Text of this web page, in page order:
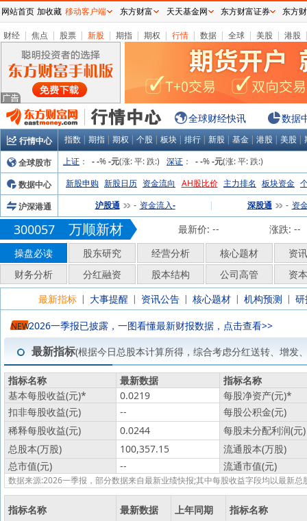
财经 | 焦点 | 股票 | 新股 | 期指 | 期权 | 行情 | 数据 | 全球 | 美股 | 港股
全球财经快讯 数据
行情中心 指数 | 期指 | 期权 | 个股 | 板块 | 排行 | 新股 | 基金 | 港股 | 美股 |
全球股市
上证 ： - -% -元(涨:平:跌:) 深证 ： - -% -元(涨:平:跌:)
数据中心
新股申购 新股日历 资金流向 AH股比价 主力排名 板块资金
沪深港通
沪股通 - 资金流入- | 深股通 - 资
300057 万顺新材 最新价: -- 涨跌: --
操盘必读
股东研究 经营分析 核心题材
资
财务分析
分红融资 股本结构 公司高管
资
最新指标 | 大事提醒 | 资讯公告 | 核心题材 | 机构预测 |
NEW2026一季报已披露，一图看懂最新财报数据，点击查看>>
最新指标(根据今日总股本计算所得，综合考虑分红送转、增发
指标名称 最新数据
指标名称
基本每股收益(元)* 0.0219 每股净资产(元)*
扣非每股收益(元)
--
每股公积金(元)
稀释每股收益(元)
0.0244
每股未分配利润(元)
总股本(万股)
100,357.15
流通股本(万股)
总市值(元)
-- 流通市值(元)
数据来源:2026一季报，部分数据来自最新业绩快报;其中每股收益字段均以最新
指标名称 最新数据 上年同期
指标名称
网站首页 加收藏 移动客户端 东方财富 天天基金网 东方财富证券 东方